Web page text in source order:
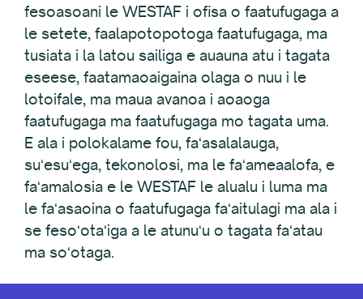
fesoasoani le WESTAF i ofisa o faatufugaga a
le setete, faalapotopotoga faatufugaga, ma
tusiata i la latou sailiga e auauna atu i tagata
eseese, faatamaoaigaina olaga o nuu i le
lotoifale, ma maua avanoa i aoaoga
faatufugaga ma faatufugaga mo tagata uma.
E ala i polokalame fou, faʻasalalauga,
suʻesuʻega, tekonolosi, ma le faʻameaalofa, e
faʻamalosia e le WESTAF le alualu i luma ma
le faʻasaoina o faatufugaga faʻaitulagi ma ala i
se fesoʻotaʻiga a le atunuʻu o tagata faʻatau
ma soʻotaga.